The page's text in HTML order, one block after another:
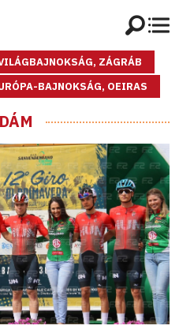
ZÁGRÁB
BAJNOKSÁG, OEIRAS